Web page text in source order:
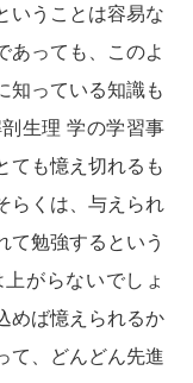
いうことは容易な
あっても、このよ
知っている知識も
生理 学の学習事
ても憶え切れるも
らくは、与えられ
て勉強するという
がらないでしょ
めば憶えられるか
て、どんどん先進